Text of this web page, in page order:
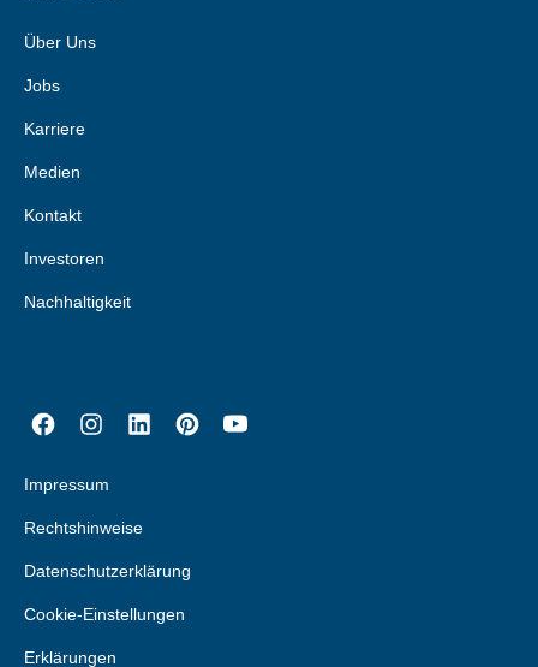
Über Uns
Jobs
Karriere
Medien
Kontakt
Investoren
Nachhaltigkeit
Impressum
Rechtshinweise
Datenschutzerklärung
Cookie-Einstellungen
Erklärungen